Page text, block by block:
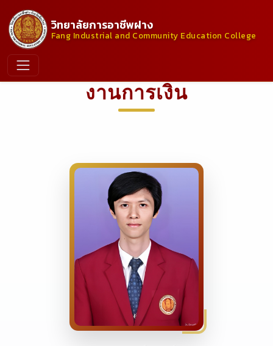
วิทยาลัยการอาชีพฝาง
Fang Industrial and Community Education College
งานการเงิน